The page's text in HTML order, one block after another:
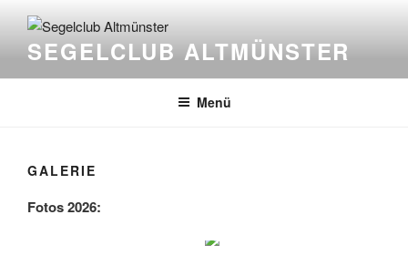
Inhalt
springenSEGELCLUB ALTMÜNSTER
Menü
GALERIE
Fotos 2026: